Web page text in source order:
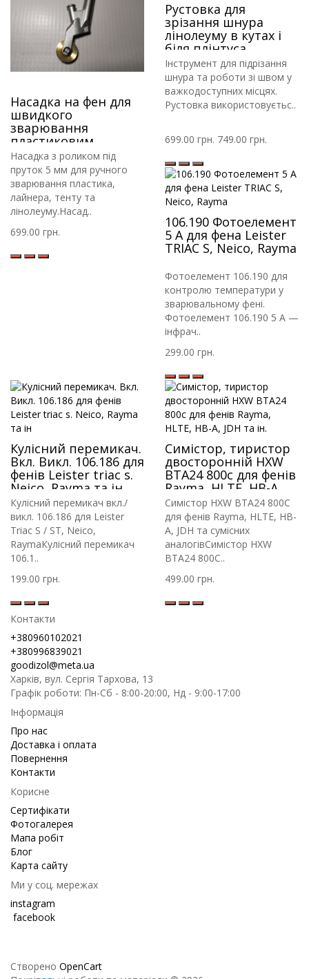
Насадка на фен для
швидкого
зварювання
пластиковим
прутком із роликом.
Насадка з роликом під
пруток 5 мм для ручного
зварювання пластика,
лайнера, тенту та
лінолеуму.Насад..
699.00 грн.
Рустовка для
зрізання шнура
лінолеуму в кутах і
біля плінтуса
Інструмент для підрізання
шнура та роботи зі швом у
важкодоступних місцях.
Рустовка використовуєтьс..
699.00 грн. 749.00 грн.
106.190 Фотоелемент
5 A для фена Leister
TRIAC S, Neico, Rayma
Фотоелемент 106.190 для
контролю температури у
зварювальному фені.
Фотоелемент 106.190 5 A —
інфрач..
299.00 грн.
Кулісний перемикач.
Вкл. Викл. 106.186 для
фенів Leister triac s.
Neico, Rayma та ін
Кулісний перемикач вкл./
викл. 106.186 для Leister
Triac S / ST, Neico,
RaymaКулісний перемикач
106.1..
199.00 грн.
Симістор, тиристор
двосторонній HXW
BTA24 800c для фенів
Rayma, HLTE, HB-A,
JDH та ін.
Симістор HXW BTA24 800C
для фенів Rayma, HLTE, HB-
A, JDH та сумісних
аналогівСимістор HXW
BTA24 800C..
499.00 грн.
Контакти
+380960102021
+380996839021
goodizol@meta.ua
Харків, вул. Сергія Тархова, 13
Графік роботи: Пн-Сб - 8:00-20:00, Нд - 9:00-17:00
Інформація
Про нас
Доставка і оплата
Повернення
Контакти
Корисне
Сертифікати
Фотогалерея
Мапа робіт
Блог
Карта сайту
Ми у соц. мережах
instagram
facebook
Створено OpenCart